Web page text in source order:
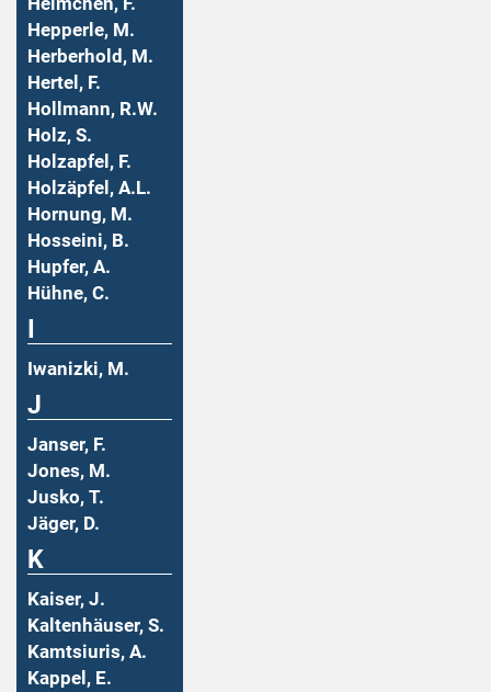
Hepperle, M.
Herberhold, M.
Hertel, F.
Hollmann, R.W.
Holz, S.
Holzapfel, F.
Holzäpfel, A.L.
Hornung, M.
Hosseini, B.
Hupfer, A.
Hühne, C.
Iwanizki, M.
J
Janser, F.
Jones, M.
Jusko, T.
Jäger, D.
K
Kaiser, J.
Kaltenhäuser, S.
Kamtsiuris, A.
Kappel, E.